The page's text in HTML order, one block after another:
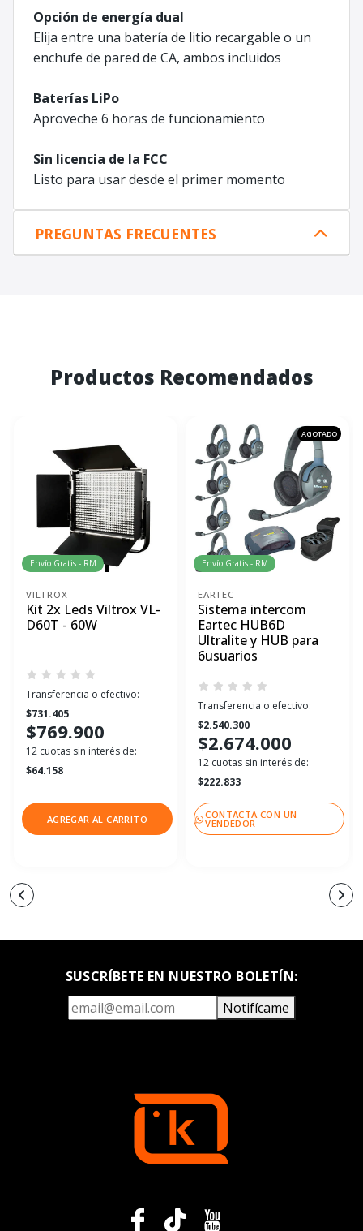
Opción de energía dual
Elija entre una batería de litio recargable o un
enchufe de pared de CA, ambos incluidos
Baterías LiPo
Aproveche 6 horas de funcionamiento
Sin licencia de la FCC
Listo para usar desde el primer momento
PREGUNTAS FRECUENTES
Productos Recomendados
Envío Gratis - RM
VILTROX
Kit 2x Leds Viltrox VL-
D60T - 60W
Transferencia o efectivo:
$731.405
$769.900
12 cuotas sin interés de:
$64.158
AGREGAR AL CARRITO
AGOTADO
Envío Gratis - RM
EARTEC
Sistema intercom
Eartec HUB6D
Ultralite y HUB para
6usuarios
Transferencia o efectivo:
$2.540.300
$2.674.000
12 cuotas sin interés de:
$222.833
CONTACTA CON UN
VENDEDOR
SUSCRÍBETE EN NUESTRO BOLETÍN:
Notifícame